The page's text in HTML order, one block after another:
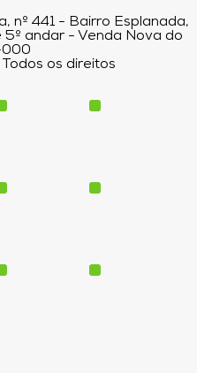
nº 441 - Bairro Esplanada,
5º andar - Venda Nova do
000
os direitos